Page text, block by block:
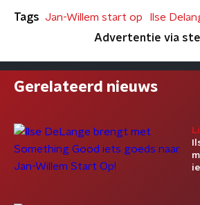
Tags Jan-Willem start op
Ilse
Advertentie via
Gerelateerd nieuws